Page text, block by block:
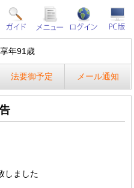
年91歳
法要御予定 メール通知
しました